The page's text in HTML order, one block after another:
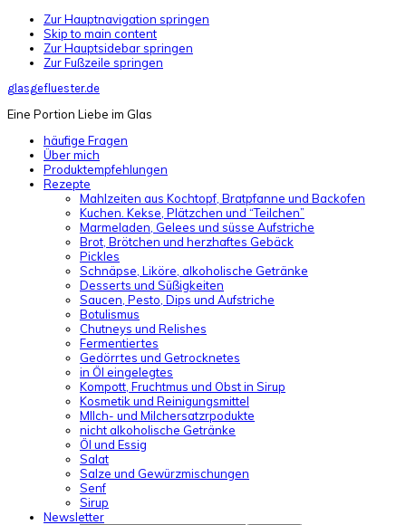
Zur Hauptnavigation springen
Skip to main content
Zur Hauptsidebar springen
Zur Fußzeile springen
glasgefluester.de
Eine Portion Liebe im Glas
häufige Fragen
Über mich
Produktempfehlungen
Rezepte
Mahlzeiten aus Kochtopf, Bratpfanne und Backofen
Kuchen. Kekse, Plätzchen und “Teilchen”
Marmeladen, Gelees und süsse Aufstriche
Brot, Brötchen und herzhaftes Gebäck
Pickles
Schnäpse, Liköre, alkoholische Getränke
Desserts und Süßigkeiten
Saucen, Pesto, Dips und Aufstriche
Botulismus
Chutneys und Relishes
Fermentiertes
Gedörrtes und Getrocknetes
in Öl eingelegtes
Kompott, Fruchtmus und Obst in Sirup
Kosmetik und Reinigungsmittel
MIlch- und Milchersatzrpodukte
nicht alkoholische Getränke
Öl und Essig
Salat
Salze und Gewürzmischungen
Senf
Sirup
Newsletter